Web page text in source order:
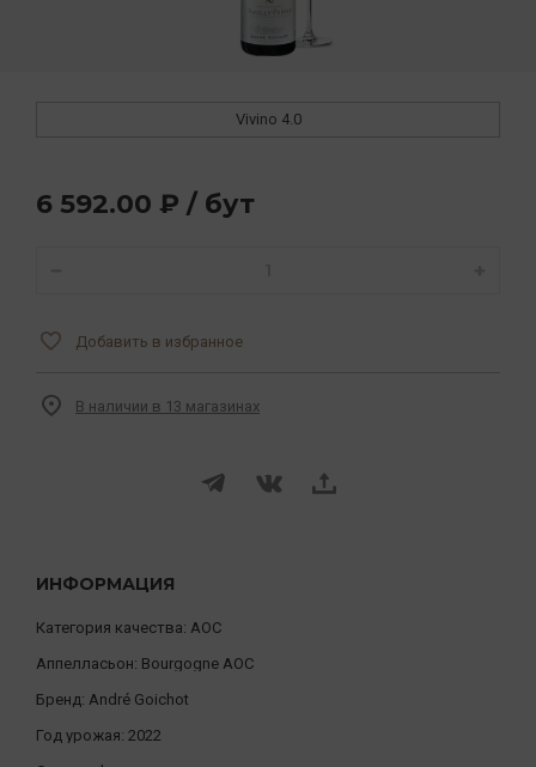
Vivino 4.0
ИНФОРМАЦИЯ
Категория качества: AOC
Аппелласьон: Bourgogne AOC
Бренд: André Goichot
Год урожая: 2022
6 592.00 ₽ / бут
Добавить в избранное
В наличии в 13 магазинах